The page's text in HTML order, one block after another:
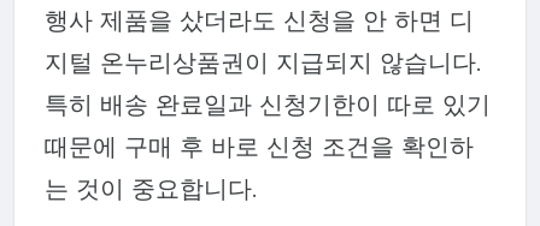
행사 제품을 샀더라도 신청을 안 하면 디
지털 온누리상품권이 지급되지 않습니다.
특히 배송 완료일과 신청기한이 따로 있기
때문에 구매 후 바로 신청 조건을 확인하
는 것이 중요합니다.